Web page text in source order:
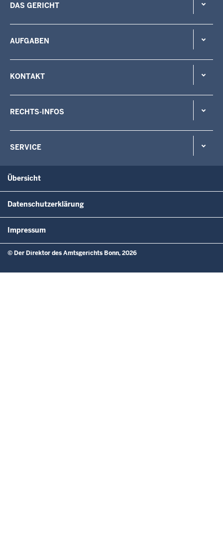
DAS GERICHT
AUFGABEN
KONTAKT
RECHTS-INFOS
SERVICE
Übersicht
Datenschutzerklärung
Impressum
© Der Direktor des Amtsgerichts Bonn, 2026